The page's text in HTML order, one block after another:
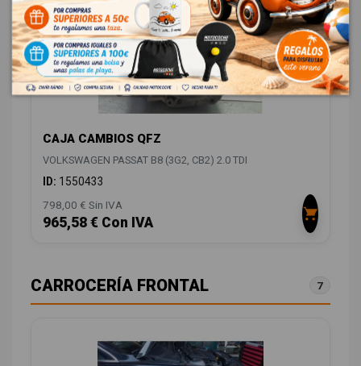
CAJA CAMBIOS QFZ
VOLKSWAGEN PASSAT B8 (3G2, CB2) 2.0 TDI
ID: 1550433
798,00 € Sin IVA
965,58 € Con IVA
CARROCERÍA FRONTAL 7